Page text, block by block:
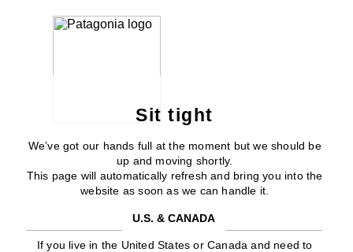
Sit tight
We’ve got our hands full at the moment but we should be
up and moving shortly.
This page will automatically refresh and bring you into the
website as soon as we can handle it.
U.S. & CANADA
If you live in the United States or Canada and need to